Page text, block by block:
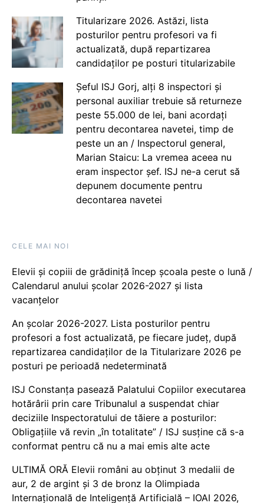
Titularizare 2026. Astăzi, lista
posturilor pentru profesori va fi
actualizată, după repartizarea
candidaților pe posturi titularizabile
Șeful ISJ Gorj, alți 8 inspectori și
personal auxiliar trebuie să returneze
peste 55.000 de lei, bani acordați
pentru decontarea navetei, timp de
peste un an / Inspectorul general,
Marian Staicu: La vremea aceea nu
eram inspector șef. ISJ ne-a cerut să
depunem documente pentru
decontarea navetei
CELE MAI NOI
Elevii și copiii de grădiniță încep școala peste o lună /
Calendarul anului școlar 2026-2027 și lista
vacanțelor
An școlar 2026-2027. Lista posturilor pentru
profesori a fost actualizată, pe fiecare județ, după
repartizarea candidaților de la Titularizare 2026 pe
posturi pe perioadă nedeterminată
ISJ Constanța pasează Palatului Copiilor executarea
hotărârii prin care Tribunalul a suspendat chiar
deciziile Inspectoratului de tăiere a posturilor:
Obligațiile vă revin „în totalitate” / ISJ susține că s-a
conformat pentru că nu a mai emis alte acte
ULTIMĂ ORĂ Elevii români au obținut 3 medalii de
aur, 2 de argint și 3 de bronz la Olimpiada
Internațională de Inteligență Artificială – IOAI 2026,